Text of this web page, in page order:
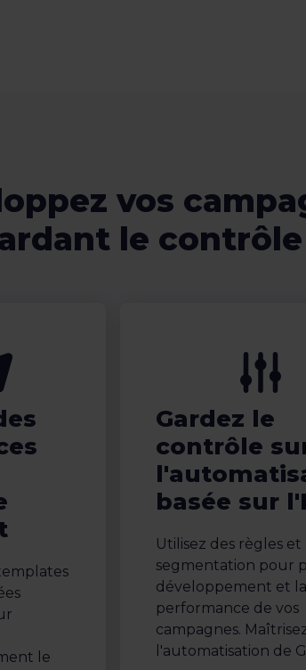
vos
le contrôle
le
Gardez le
contrôle
basée sur
Utilisez des règles et
segmentation pour
développement et la
performance de vos
campagnes.
l'automatisation de